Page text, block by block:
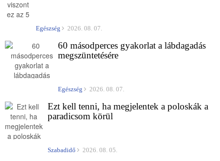
Egészség 2026. 08. 07.
60 másodperces gyakorlat a lábdagadás
megszüntetésére
Egészség 2026. 08. 07.
Ezt kell tenni, ha megjelentek a poloskák a
paradicsom körül
Szabadidő 2026. 08. 05.